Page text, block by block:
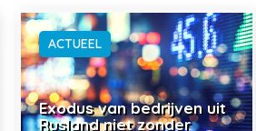
ACTUEEL
Exodus van bedrijven uit
Rusland niet zonder